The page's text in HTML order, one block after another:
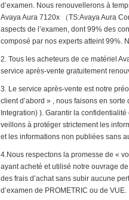
d’examen. Nous renouvellerons à
Avaya Aura 7120x （TS:Avaya Aura
aspects de l’examen, dont 99% des
composé par nos experts atteint 99%.
2. Tous les acheteurs de ce matériel
service après-vente gratuitement
3. Le service après-vente est notre
client d’abord » , nous faisons en
Integration) ). Garantir la
veillons à protéger strictement les
et les informations non publiées sans
4.Nous respectons la promesse de «
ayant acheté et utilisé notre ouvrage
des frais d’achat sans subir aucune
d’examen de PROMETRIC ou de VUE.